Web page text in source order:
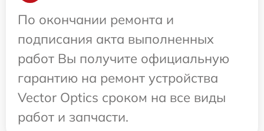
По окончании ремонта и
подписания акта выполненных
работ Вы получите официальную
гарантию на ремонт устройства
Vector Optics сроком на все виды
работ и запчасти.